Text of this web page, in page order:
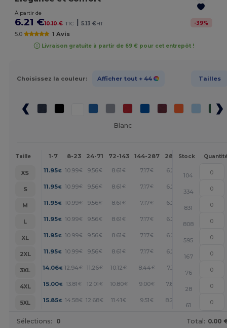
À partir de
6.21 €10.10 € TTC | 5.13 €HT -39%
5.0 1 Avis
Livraison gratuite à partir de 69 € pour cet entrepôt !
Choisissez la couleur: Afficher tout + 44 Tailles
Blanc
Taille 1-7 8-23 24-71 72-143 144-287 288 + Plus
Stock
XS 11.95€ 10.99€ 9.56€ 8.61 € 7.17€ 6.21 +
104
S
11.95€ 10.99€ 9.56€ 8.61 € 7.17€ 6.21 +
334
M
11.95€ 10.99€ 9.56€ 8.61 € 7.17€ 6.21 +
831
L
11.95€ 10.99€ 9.56€ 8.61 € 7.17€ 6.21 +
808
XL
11.95€ 10.99€ 9.56€ 8.61 € 7.17€ 6.21 +
595
2XL
11.95€ 10.99€ 9.56€ 8.61 € 7.17€ 6.21 +
167
3XL
14.06€ 12.94 € 11.26€ 10.12 € 8.44 € 7.31 +
76
4XL
15.00€ 13.81€ 12.01€ 10.80€ 9.00€ 7.80 +
28
5XL
15.85€ 14.58€ 12.68€ 11.41 € 9.51 € 8.24
61
Sélections: 0 Total: 0.00